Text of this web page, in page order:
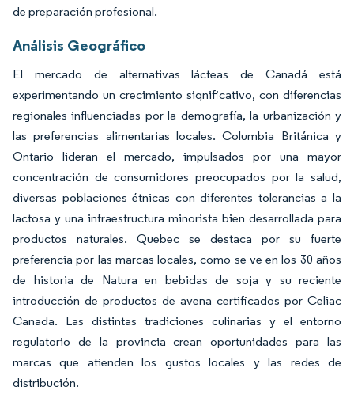
de preparación profesional.
Análisis Geográfico
El mercado de alternativas lácteas de Canadá está
experimentando un crecimiento significativo, con diferencias
regionales influenciadas por la demografía, la urbanización y
las preferencias alimentarias locales. Columbia Británica y
Ontario lideran el mercado, impulsados por una mayor
concentración de consumidores preocupados por la salud,
diversas poblaciones étnicas con diferentes tolerancias a la
lactosa y una infraestructura minorista bien desarrollada para
productos naturales. Quebec se destaca por su fuerte
preferencia por las marcas locales, como se ve en los 30 años
de historia de Natura en bebidas de soja y su reciente
introducción de productos de avena certificados por Celiac
Canada. Las distintas tradiciones culinarias y el entorno
regulatorio de la provincia crean oportunidades para las
marcas que atienden los gustos locales y las redes de
distribución.